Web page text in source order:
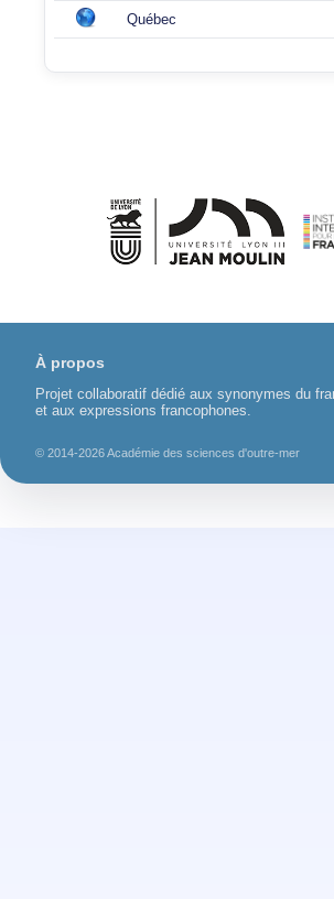
Québec
À propos
Projet collaboratif dédié aux synonymes du
et aux expressions francophones.
© 2014-2026 Académie des sciences d'outre-mer